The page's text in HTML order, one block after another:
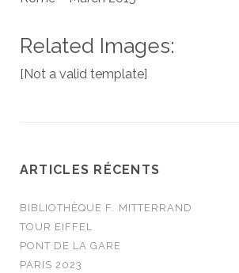
Related Images:
[Not a valid template]
ARTICLES RÉCENTS
BIBLIOTHÈQUE F. MITTERRAND
TOUR EIFFEL
PONT DE LA GARE
PARIS 2023